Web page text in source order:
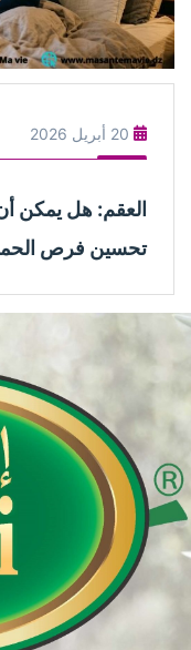
20 أبريل 2026
العقم: هل يمكن
تحسين فرص